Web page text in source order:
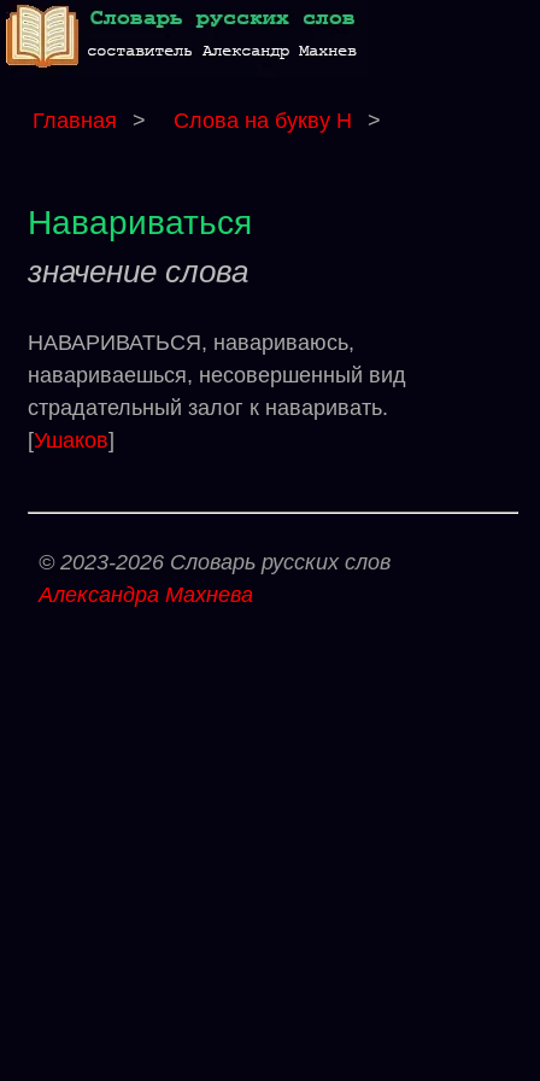
Главная > Слова на букву Н >
Навариваться
значение слова
НАВАРИВАТЬСЯ, навариваюсь,
навариваешься, несовершенный вид
страдательный залог к наваривать.
[Ушаков]
© 2023-2026 Словарь русских слов
Александра Махнева